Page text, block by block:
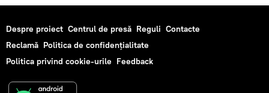
Despre proiect Centrul de presă Reguli Contacte
Reclamă Politica de confidențialitate
Politica privind cookie-urile Feedback